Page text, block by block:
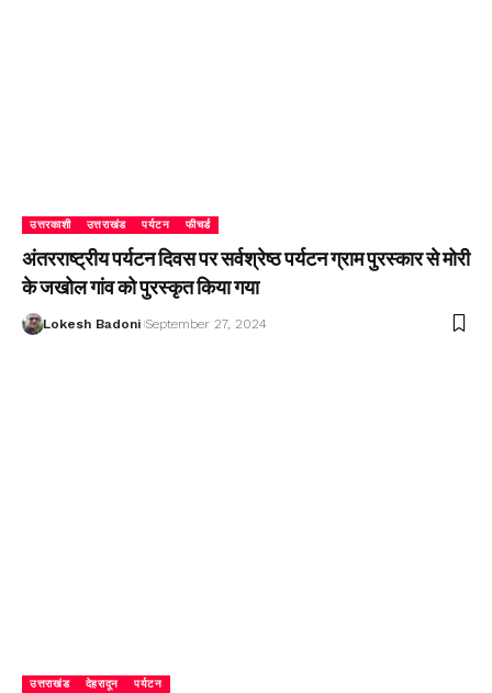
उत्तरकाशी उत्तराखंड पर्यटन फीचर्ड
अंतरराष्ट्रीय पर्यटन दिवस पर सर्वश्रेष्ठ पर्यटन ग्राम पुरस्कार से मोरी
के जखोल गांव को पुरस्कृत किया गया
Lokesh Badoni September 27, 2024
उत्तराखंड देहरादून पर्यटन